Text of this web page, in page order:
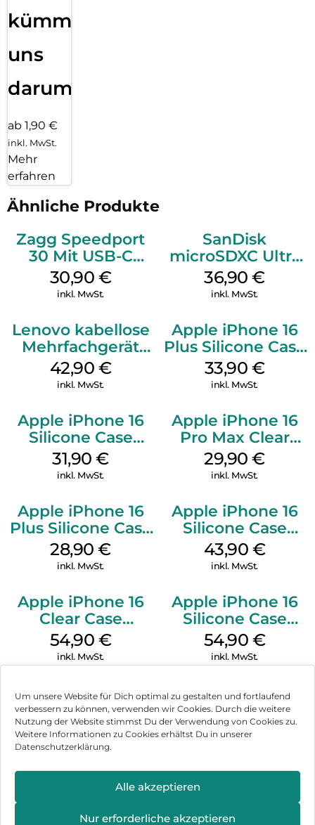
Um unsere Website für Dich optimal zu gestalten und fortlaufend
verbessern zu können, verwenden wir Cookies. Durch die weitere
Nutzung der Website stimmst Du der Verwendung von Cookies zu.
Weitere Informationen zu Cookies erhältst Du in unserer
Datenschutzerklärung.
Alle akzeptieren
Nur erforderliche akzeptieren
kümmern
uns
darum!
ab 1,90 €
inkl. MwSt.
Mehr
erfahren
Ähnliche Produkte
Zagg Speedport
30 Mit USB-C
Kabel Weiß
30,90 €
inkl. MwSt.
SanDisk
microSDXC Ultra
128 GB + Adapter
Mobile
36,90€
inkl. MwSt.
Lenovo kabellose
Mehrfachgerät
Luna Grey
42,90 €
inkl. MwSt.
Apple iPhone 16
Plus Silicone Case
MagSafe Lake
Green
33,90 €
inkl. MwSt.
Apple iPhone 16
Silicone Case
MagSafe Fuchsia
31,90€
inkl. MwSt.
Apple iPhone 16
Pro Max Clear
Case MagSafe
Transparent
29,90€
inkl. MwSt.
Apple iPhone 16
Plus Silicone Case
MagSafe Black
28,90€
inkl. MwSt.
Apple iPhone 16
Silicone Case
MagSafe Plum
43,90 €
inkl. MwSt.
Apple iPhone 16
Clear Case
MagSafe
Transparent
54,90 €
inkl. MwSt.
Apple iPhone 16
Silicone Case
MagSafe Black
54,90 €
inkl. MwSt.
Impressum